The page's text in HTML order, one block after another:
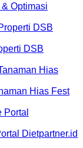
Optimasi
DSB
Hias Fest
Dietpartner.id